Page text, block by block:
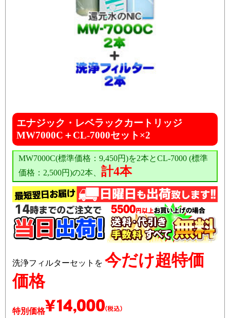
エナジック・レベラックカートリッジ
MW7000C＋CL-7000セット×2
MW7000C(標準価格：9,450円)を2本とCL-7000 (標準
価格：2,500円)の2本、 計4本
洗浄フィルターセットを 今だけ超特価
価格
特別価格